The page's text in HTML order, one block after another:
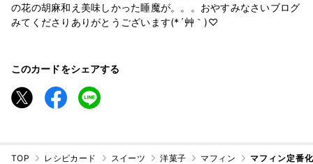
の花の胡麻和え美味しかった睡魔が。。。おやすみなさいブログ
みてくださりありがとうございます(*´艸｀)♡
このカードをシェアする
TOP レシピカード スイーツ 洋菓子 マフィン マフィン定番